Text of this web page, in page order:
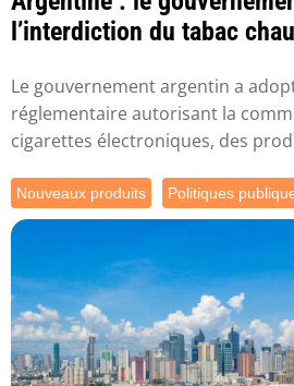
l’interdiction du tabac
Le gouvernement argentin a
réglementaire autorisant la
cigarettes électroniques, des
Nouveaux produits Politiques